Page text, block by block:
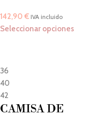
142,90 € IVA incluido
Seleccionar opciones
36
40
42
CAMISA DE